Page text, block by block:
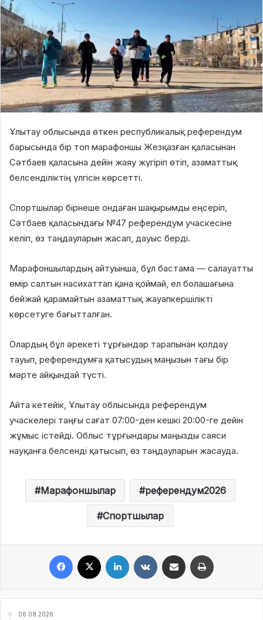
Ұлытау облысында өткен республикалық референдум
барысында бір топ марафоншы Жезқазған қаласынан
Сәтбаев қаласына дейін жаяу жүгіріп өтіп, азаматтық
белсенділіктің үлгісін көрсетті.
Спортшылар бірнеше ондаған шақырымды еңсеріп,
Сәтбаев қаласындағы №47 референдум учаскесіне
келіп, өз таңдауларын жасап, дауыс берді.
Марафоншылардың айтуынша, бұл бастама — салауатты
өмір салтын насихаттап қана қоймай, ел болашағына
бейжай қарамайтын азаматтық жауапкершілікті
көрсетуге бағытталған.
Олардың бұл әрекеті тұрғындар тарапынан қолдау
тауып, референдумға қатысудың маңызын тағы бір
мәрте айқындай түсті.
Айта кетейік, Ұлытау облысында референдум
учаскелері таңғы сағат 07:00-ден кешкі 20:00-ге дейін
жұмыс істейді. Облыс тұрғындары маңызды саяси
науқанға белсенді қатысып, өз таңдауларын жасауда.
Марафоншылар референдум2026
Спортшылар
06.08.2026